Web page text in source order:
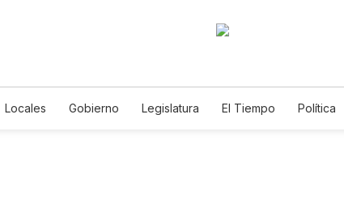
Locales Gobierno Legislatura El Tiempo Política